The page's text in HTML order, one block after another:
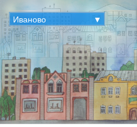
Иваново ▼